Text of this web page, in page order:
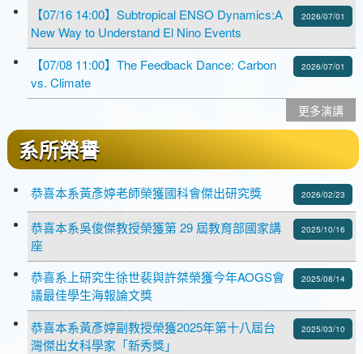
【07/16 14:00】Subtropical ENSO Dynamics:A
New Way to Understand El Nino Events
2026/07/01
【07/08 11:00】The Feedback Dance: Carbon
vs. Climate
2026/07/01
更多演講
系所榮譽
恭喜本系黃彥婷老師榮獲國科會傑出研究獎 2026/02/23
恭喜本系吳俊傑教授榮獲第 29 屆教育部國家講
座
2025/10/16
恭喜系上研究生徐世裴與許桀榮獲今年AOGS會
議最佳學生海報論文獎
2025/08/14
恭喜本系黃彥婷副教授榮獲2025年第十八屆台
灣傑出女科學家「新秀獎」
2025/03/10